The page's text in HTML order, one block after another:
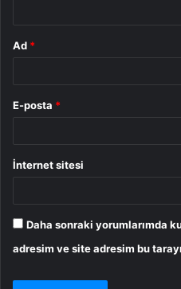
Ad *
E-posta *
İnternet sitesi
Daha sonraki yorumlarımda
adresim ve site adresim bu